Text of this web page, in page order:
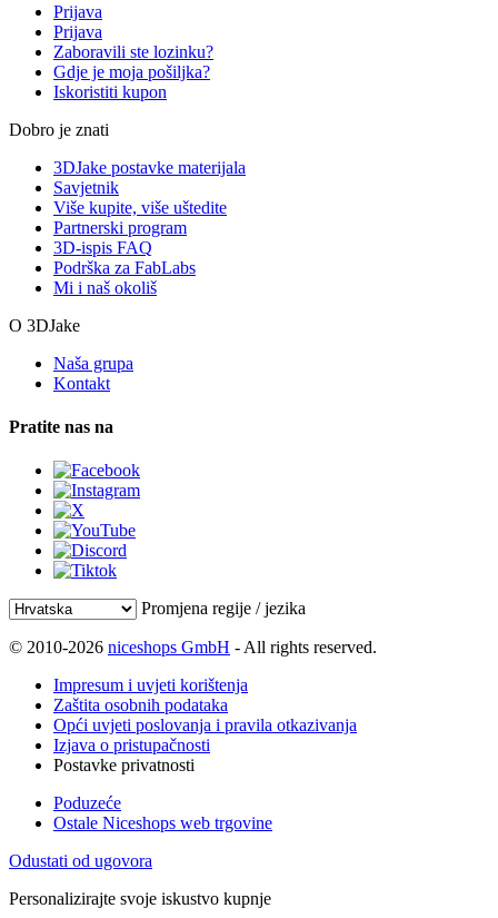
Prijava
Prijava
Zaboravili ste lozinku?
Gdje je moja pošiljka?
Iskoristiti kupon
Dobro je znati
3DJake postavke materijala
Savjetnik
Više kupite, više uštedite
Partnerski program
3D-ispis FAQ
Podrška za FabLabs
Mi i naš okoliš
O 3DJake
Naša grupa
Kontakt
Pratite nas na
Promjena regije / jezika
© 2010-2026 niceshops GmbH - All rights reserved.
Impresum i uvjeti korištenja
Zaštita osobnih podataka
Opći uvjeti poslovanja i pravila otkazivanja
Izjava o pristupačnosti
Postavke privatnosti
Poduzeće
Ostale Niceshops web trgovine
Odustati od ugovora
Personalizirajte svoje iskustvo kupnje